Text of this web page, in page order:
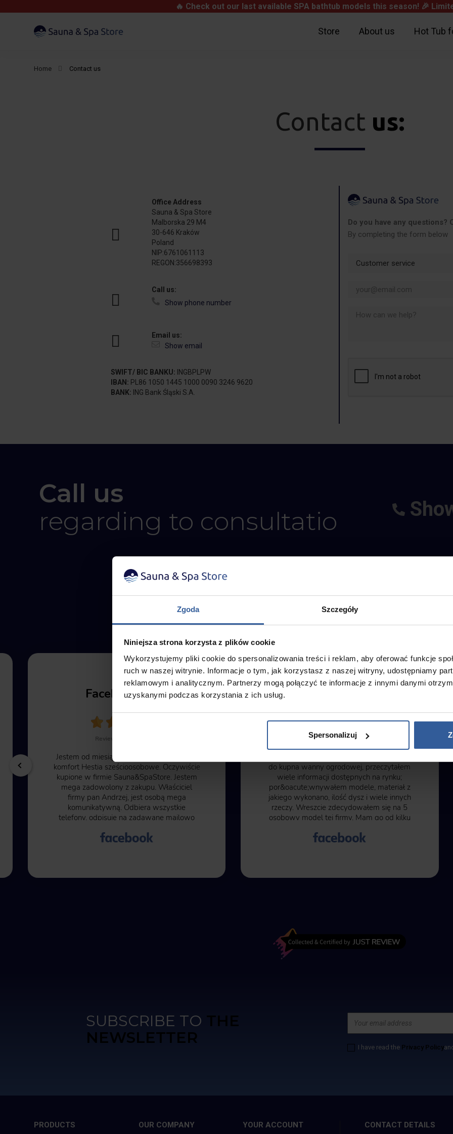
Zgoda Szczegóły
Niniejsza strona korzysta z plików cookie
Wykorzystujemy pliki cookie do spersonalizowania treści i reklam, aby oferować funkcje
ruch w naszej witrynie. Informacje o tym, jak korzystasz z naszej witryny, udostępniamy
reklamowym i analitycznym. Partnerzy mogą połączyć te informacje z innymi danymi
uzyskanymi podczas korzystania z ich usług.
Spersonalizuj
🔥 Check out our last available SPA bathtub models this season! 🎉
Store About us Hot Tub
Home Contact us
Contact us:
Office Address
Sauna & Spa Store
Malborska 29 M4
30-646 Kraków
Poland
NIP:6761061113
REGON:356698393
Call us:
+48 664 113 007
Show phone number
Email us:
office@saunaspastore.com
Show email
SWIFT/ BIC BANKU: INGBPLPW
IBAN: PL86 1050 1445 1000 0090 3246 9620
BANK: ING Bank Śląski S.A.
Do you have any questions?
By completing the form below
Call us
regarding to consultation
+48
Reviews
Facebook User
Review from Facebook
Jestem od miesiąca użytkownikiem wanny
komfort Hestia sześcioosobowe. Oczywiście
kupione w firmie Sauna&SpaStore. Jestem
mega zadowolony z zakupu. Właściciel
firmy pan Andrzej, jest osobą mega
komunikatywną. Odbiera wszystkie
telefony, odpisuje na zadawane mailowo
względu na to, że trzeba 50% kwoty
bezpodstawne, wszystko przebiegło w jak
Review from Facebook
do kupna wanny ogrodowej, przeczytałem
wiele informacji dostępnych na rynku;
por&oacute;wnywałem modele, materiał z
jakiego wykonano, ilość dysz i wiele innych
rzeczy. Wreszcie zdecydowałem się na 5
osobowy model tej firmy. Mam go od kilku
sterujący łatwy w obsłudze, kolorowe
SUBSCRIBE TO THE
NEWSLETTER
I have read the Privacy Policy
PRODUCTS OUR COMPANY YOUR ACCOUNT
CONTACT DETAILS